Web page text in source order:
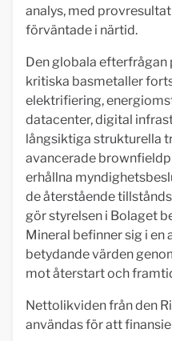
analys, med
förväntade i närtid.
Den globala efterfrågan
kritiska basmetaller
elektrifiering,
datacenter, digital
långsiktiga strukturella
avancerade
erhållna
de återstående
gör styrelsen i Bolaget
Mineral befinner sig i
betydande värden
mot återstart och
Nettolikviden från den
användas för att